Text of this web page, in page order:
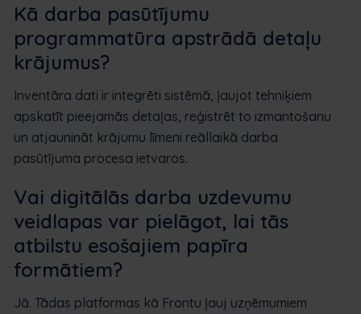
Kā darba pasūtījumu
programmatūra apstrādā detaļu
krājumus?
Inventāra dati ir integrēti sistēmā, ļaujot tehniķiem
apskatīt pieejamās detaļas, reģistrēt to izmantošanu
un atjaunināt krājumu līmeni reāllaikā darba
pasūtījuma procesa ietvaros.
Vai digitālās darba uzdevumu
veidlapas var pielāgot, lai tās
atbilstu esošajiem papīra
formātiem?
Jā. Tādas platformas kā Frontu ļauj uzņēmumiem